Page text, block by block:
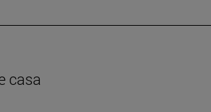
casa